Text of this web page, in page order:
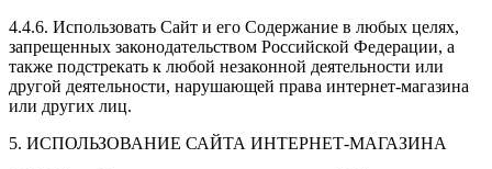
4.4.6. Использовать Сайт и его Содержание в любых целях,
запрещенных законодательством Российской Федерации, а
также подстрекать к любой незаконной деятельности или
другой деятельности, нарушающей права интернет-магазина
или других лиц.
5. ИСПОЛЬЗОВАНИЕ САЙТА ИНТЕРНЕТ-МАГАЗИНА